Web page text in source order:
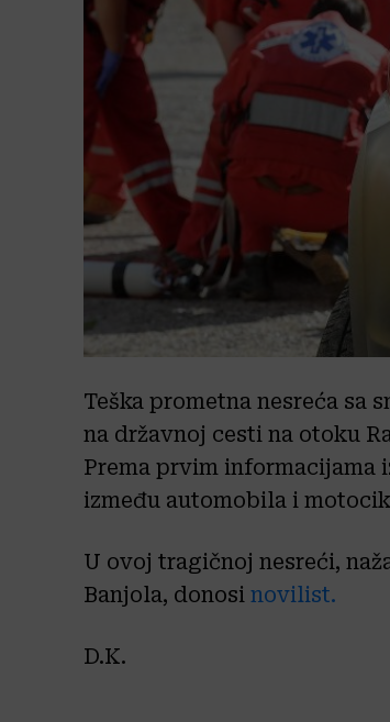
Teška prometna nesreća sa
na državnoj cesti na otoku
Prema prvim informacijama
između automobila i
U ovoj tragičnoj nesreći,
Banjola, donosi novilist.
D.K.